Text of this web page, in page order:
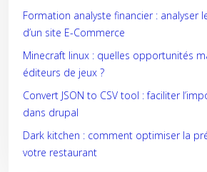
Formation analyste financier : analyser
d’un site E-Commerce
Minecraft linux : quelles opportunités
éditeurs de jeux ?
Convert JSON to CSV tool : faciliter
dans drupal
Dark kitchen : comment optimiser la
votre restaurant